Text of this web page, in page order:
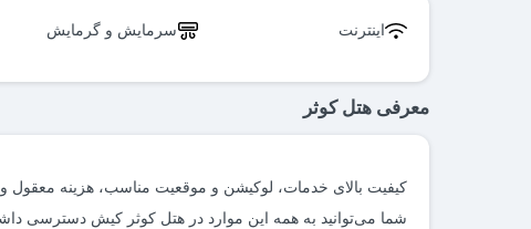
اینترنت سرمایش و گرمایش
معرفی هتل کوثر
کیفیت بالای خدمات، لوکیشن و موقعیت مناسب، هزینه
شما می‌توانید به همه این موارد در هتل کوثر کیش دسترسی